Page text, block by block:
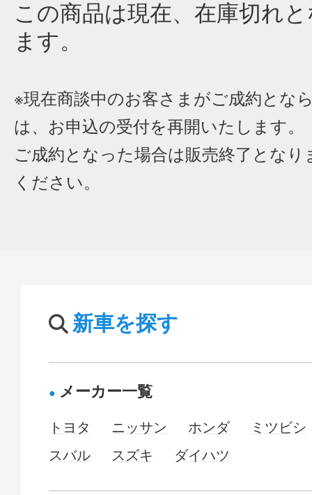
この商品は現在、在庫切れ
ます。
※現在商談中のお客さまがご成約とな
は、お申込の受付を再開いたします。
ご成約となった場合は販売終了となり
ください。
新車を探す
メーカー一覧
トヨタ ニッサン ホンダ
ミツビシ
スバル
スズキ ダイハツ